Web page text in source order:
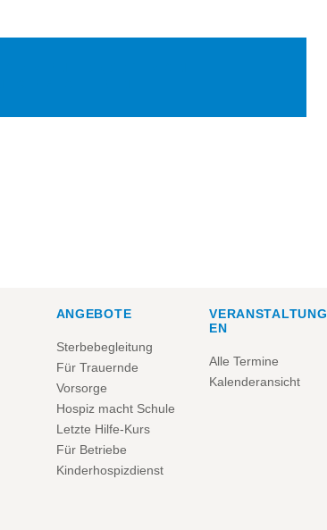
ANGEBOTE
Sterbebegleitung
Für Trauernde
Vorsorge
Hospiz macht Schule
Letzte Hilfe-Kurs
Für Betriebe
Kinderhospizdienst
VERANSTALTUNG
EN
Alle Termine
Kalenderansicht